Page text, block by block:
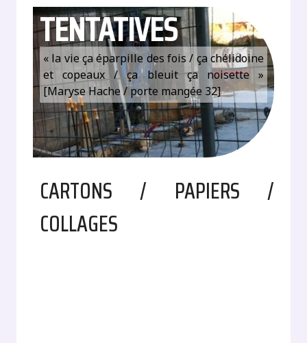
TENTATIVES
« la vie ça éparpille des fois / ça chélidoine
et copeaux / ça bleuit ça noisette »
[Maryse Hache / porte mangée 32]
CARTONS / PAPIERS /
COLLAGES